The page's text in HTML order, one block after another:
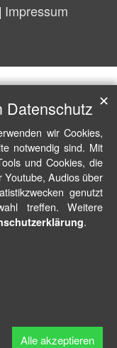
Impressum
Datenschutz
wir Cookies,
notwendig sind. Mit
und Cookies, die
Audios über
genutzt
treffen. Weitere
.
Alle akzeptieren
✕